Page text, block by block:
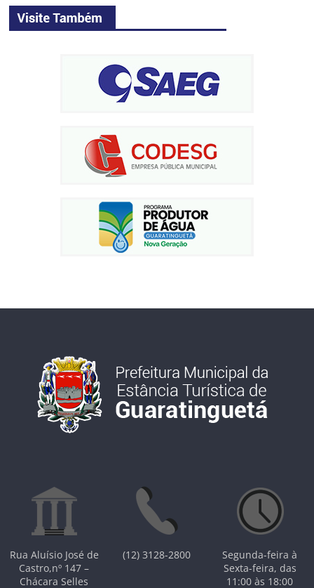
Rua Aluísio José de
Castro,nº 147 –
Chácara Selles
(12) 3128-2800
Segunda-feira à
Sexta-feira, das
11:00 às 18:00